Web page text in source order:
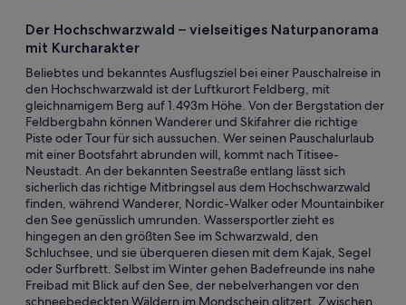
Der Hochschwarzwald – vielseitiges Naturpanorama
mit Kurcharakter
Beliebtes und bekanntes Ausflugsziel bei einer Pauschalreise in
den Hochschwarzwald ist der Luftkurort Feldberg, mit
gleichnamigem Berg auf 1.493m Höhe. Von der Bergstation der
Feldbergbahn können Wanderer und Skifahrer die richtige
Piste oder Tour für sich aussuchen. Wer seinen Pauschalurlaub
mit einer Bootsfahrt abrunden will, kommt nach Titisee-
Neustadt. An der bekannten Seestraße entlang lässt sich
sicherlich das richtige Mitbringsel aus dem Hochschwarzwald
finden, während Wanderer, Nordic-Walker oder Mountainbiker
den See genüsslich umrunden. Wassersportler zieht es
hingegen an den größten See im Schwarzwald, den
Schluchsee, und sie überqueren diesen mit dem Kajak, Segel
oder Surfbrett. Selbst im Winter gehen Badefreunde ins nahe
Freibad mit Blick auf den See, der nebelverhangen vor den
schneebedeckten Wäldern im Mondschein glitzert. Zwischen